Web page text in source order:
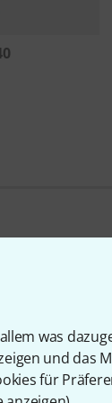
was
und das
für